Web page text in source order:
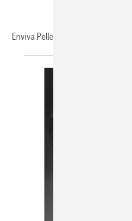
Enviva Pellets ist ein